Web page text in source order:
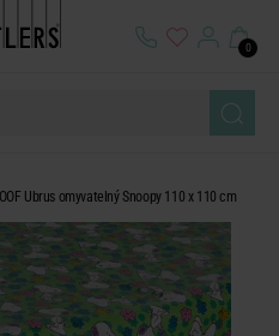
0
Ubrus omyvatelný Snoopy 110 x 110 cm